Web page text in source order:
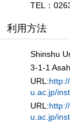
TEL：
利用方法
Shinshu
3-1-1
URL:
u.ac.jp/
URL:
u.ac.jp/